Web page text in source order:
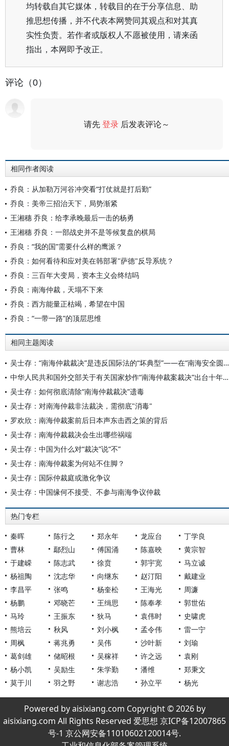
均转载自其它媒体，转载目的在于分享信息、助
推思想传播，并不代表本网赞同其观点和对其真
实性负责。若作者或版权人不愿被使用，请来函
指出，本网即予改正。
评论（0）
请先登录 后发表评论～
相同作者阅读
乔良：从加勒万河谷冲突看“打仗就是打后勤”
乔良：美帝三招治天下，局势渐紧
王湘穗 乔良：给李承晚最后一击的杨勇
王湘穗 乔良：一部战史并不是等候复盘的棋局
乔良：“我的国”需要什么样的鹰派？
乔良：如何看待和应对美在韩部署"萨德"反导系统？
乔良：三百年大变局，资本主义会终结吗
乔良：南海仲裁，天塌不下来
乔良：西方能量正枯竭，希望在中国
乔良：“一带一路”的顶层思维
相同主题阅读
吴士存：“南海仲裁裁决”是违反国际法的“坏典型”——在“南海安全圆桌对话”暨《南海仲裁案裁决新批驳》发布会上的主旨演讲
中华人民共和国外交部关于有关国家炒作“南海仲裁案裁决”出台十年的声明
吴士存：如何彻底清除“南海仲裁裁决”遗毒
吴士存：对南海仲裁非法裁决，需彻底"消毒"
罗欢欣：南海仲裁案前后日本声东击西之策的背后
吴士存：南海仲裁裁决会生出哪些祸端
吴士存：中国为什么对“裁决”说“不”
吴士存：南海仲裁案为何站不住脚？
吴士存：国际仲裁庭或激化争议
吴士存：中国缘何不接受、不参与南海争议仲裁
热门专栏
秦晖 陈行之 郑永年 龙应台
丁学良
曹林
鄢烈山 傅国涌 陈嘉映
黄宗智
于建嵘
陈志武 徐贲 郭宇宽
马立诚
杨祖陶
沈志华 向继东 赵汀阳
戴建业
李昌平
张鸣 杨奎松 王海光
周濂
杨鹏
邓晓芒 王缉思 陈奉孝
郭世佑
马玲
王振东 狄马 袁伟时
史啸虎
熊培云
秋风 刘小枫 孟令伟
雷一宁
周枫
蒋兆勇 吴伟 沙叶新
刘瑜
葛剑雄
储昭根 吴稼祥 许之远
袁刚
杨小凯
吴励生 朱学勤 潘维
郑秉文
莫于川
羽之野 谢志浩 孙立平 杨光
Powered by aisixiang.com Copyright © 2026 by
aisixiang.com All Rights Reserved 爱思想 京ICP备12007865
号-1 京公网安备11010602120014号.